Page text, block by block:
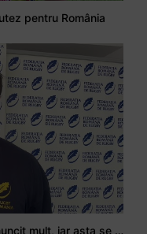
pentru România
Stejarul Logan Weidner: Echipa a muncit mult, iar asta se va vedea în meciurile de la Nations Cup